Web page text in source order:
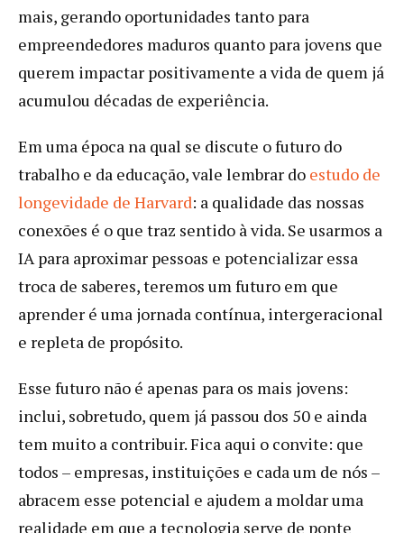
mais, gerando oportunidades tanto para
empreendedores maduros quanto para jovens que
querem impactar positivamente a vida de quem já
acumulou décadas de experiência.
Em uma época na qual se discute o futuro do
trabalho e da educação, vale lembrar do estudo de
longevidade de Harvard: a qualidade das nossas
conexões é o que traz sentido à vida. Se usarmos a
IA para aproximar pessoas e potencializar essa
troca de saberes, teremos um futuro em que
aprender é uma jornada contínua, intergeracional
e repleta de propósito.
Esse futuro não é apenas para os mais jovens:
inclui, sobretudo, quem já passou dos 50 e ainda
tem muito a contribuir. Fica aqui o convite: que
todos – empresas, instituições e cada um de nós –
abracem esse potencial e ajudem a moldar uma
realidade em que a tecnologia serve de ponte